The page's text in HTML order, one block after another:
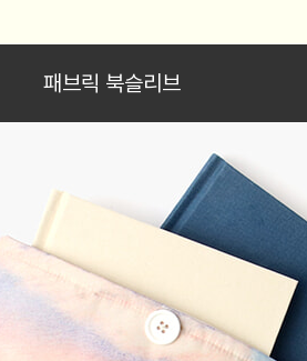
패브릭 북슬리브